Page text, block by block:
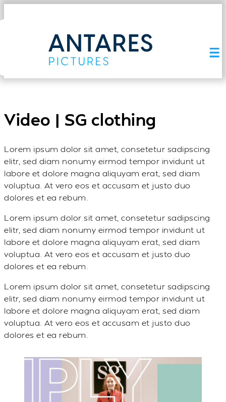
Video | SG clothing
Lorem ipsum dolor sit amet, consetetur sadipscing
elitr, sed diam nonumy eirmod tempor invidunt ut
labore et dolore magna aliquyam erat, sed diam
voluptua. At vero eos et accusam et justo duo
dolores et ea rebum.
Lorem ipsum dolor sit amet, consetetur sadipscing
elitr, sed diam nonumy eirmod tempor invidunt ut
labore et dolore magna aliquyam erat, sed diam
voluptua. At vero eos et accusam et justo duo
dolores et ea rebum.
Lorem ipsum dolor sit amet, consetetur sadipscing
elitr, sed diam nonumy eirmod tempor invidunt ut
labore et dolore magna aliquyam erat, sed diam
voluptua. At vero eos et accusam et justo duo
dolores et ea rebum.